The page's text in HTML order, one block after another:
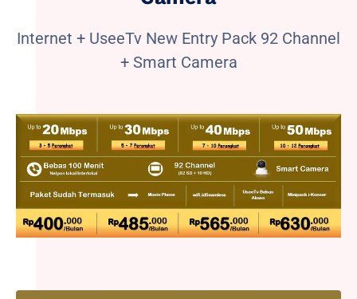
Internet + UseeTv New Entry Pack 92 Channel
+ Smart Camera